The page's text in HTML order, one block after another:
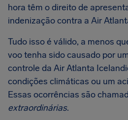
hora têm o direito de
indenização contra a Air
Tudo isso é válido, a menos
voo tenha sido causado por
controle da Air Atlanta
condições climáticas ou um
Essas ocorrências são
extraordinárias.